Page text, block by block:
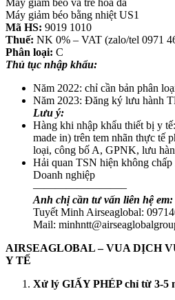
Máy giảm béo bằng nhiệt US1
Mã HS: 9019 1010
Thuế: NK 0% – VAT (zalo/tel 0971
Phân loại: C
Thủ tục nhập khẩu:
Năm 2022: chỉ cần bản phân
Năm 2023: Đăng ký lưu hành
Lưu ý:
Hàng khi nhập khẩu thiết bị y
made in) trên tem nhãn thực tế
loại, công bố A, GPNK, lưu
Hải quan TSN hiện không chấp
Doanh nghiệp
————————–
Anh chị cần tư vấn liên hệ em:
Tuyết Minh Airseaglobal:
Mail:
AIRSEAGLOBAL – VUA DỊCH
Y TẾ
Xử lý GIẤY PHÉP chỉ từ 3-5